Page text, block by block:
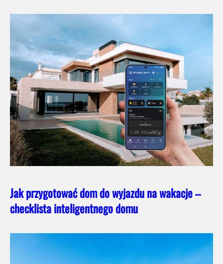
Jak przygotować dom do wyjazdu na wakacje –
checklista inteligentnego domu